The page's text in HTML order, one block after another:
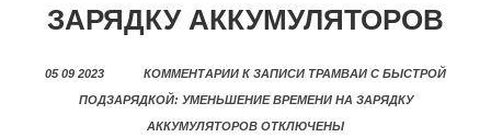
ЗАРЯДКУ АККУМУЛЯТОРОВ
05 09 2023 КОММЕНТАРИИ К ЗАПИСИ ТРАМВАИ С БЫСТРОЙ
ПОДЗАРЯДКОЙ: УМЕНЬШЕНИЕ ВРЕМЕНИ НА ЗАРЯДКУ
АККУМУЛЯТОРОВ ОТКЛЮЧЕНЫ